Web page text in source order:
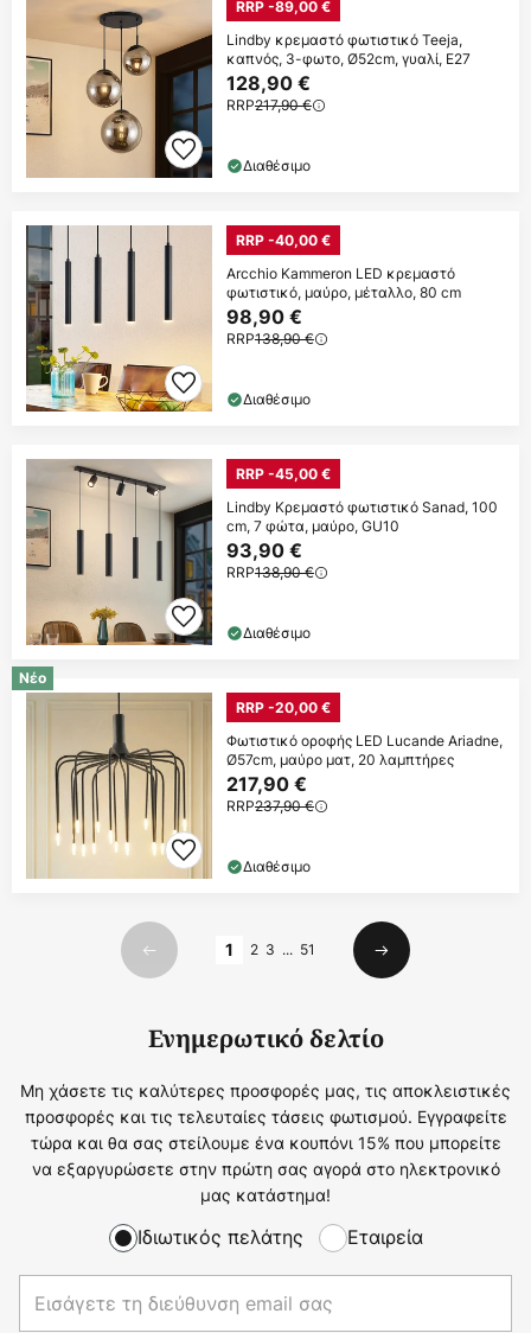
RRP -89,00 €
Lindby κρεμαστό φωτιστικό Teeja,
καπνός, 3-φωτο, Ø52cm, γυαλί, E27
128,90 €
RRP217,90 €
Διαθέσιμο
RRP -40,00 €
Arcchio Kammeron LED κρεμαστό
φωτιστικό, μαύρο, μέταλλο, 80 cm
98,90 €
RRP138,90 €
Διαθέσιμο
RRP -45,00 €
Lindby Κρεμαστό φωτιστικό Sanad, 100
cm, 7 φώτα, μαύρο, GU10
93,90 €
RRP138,90 €
Διαθέσιμο
Νέο
RRP -20,00 €
Φωτιστικό οροφής LED Lucande Ariadne,
Ø57cm, μαύρο ματ, 20 λαμπτήρες
217,90 €
RRP237,90 €
Διαθέσιμο
Προηγούμενο
1 2 3 ... 51
Επόμενο
Ενημερωτικό δελτίο
Μη χάσετε τις καλύτερες προσφορές μας, τις αποκλειστικές
προσφορές και τις τελευταίες τάσεις φωτισμού. Εγγραφείτε
τώρα και θα σας στείλουμε ένα κουπόνι 15% που μπορείτε
να εξαργυρώσετε στην πρώτη σας αγορά στο ηλεκτρονικό
μας κατάστημα!
Ιδιωτικός πελάτης Εταιρεία